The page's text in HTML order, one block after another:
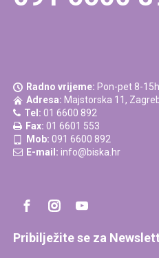
Radno vrijeme: Pon-pet 8-15h
Adresa: Majstorska 11,
Tel: 01 6600 892
Fax: 01 6601 553
Mob: 091 6600 892
E-mail: info@biska.hr
Pribilježite se za